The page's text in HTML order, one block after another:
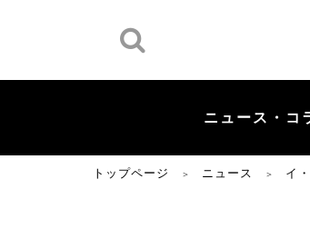
ニュース・コ
トップページ ＞ ニュース ＞ イ